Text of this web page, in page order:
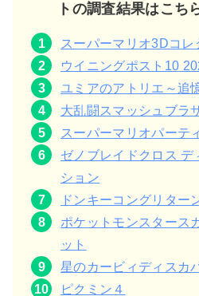
トの調査結果はこち
スーパーマリオ3Dコレ
ウイニングポスト10
ユミアのアトリエ～追
大乱闘スマッシュブラ
スーパーマリオパーテ
ゼノブレイドクロス デ
ション
ドンキーコングリター
ポケットモンスタース
ット
星のカービィディスカ
ピクミン４